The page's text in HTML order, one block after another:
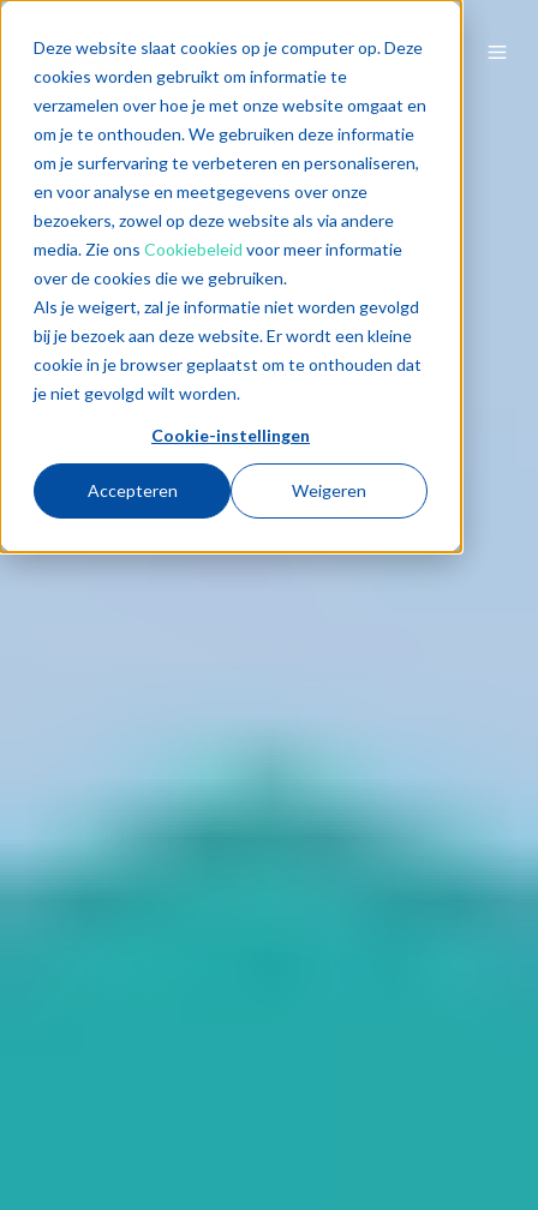
Deze website slaat cookies op je computer op. Deze
cookies worden gebruikt om informatie te
verzamelen over hoe je met onze website omgaat en
om je te onthouden. We gebruiken deze informatie
om je surfervaring te verbeteren en personaliseren,
en voor analyse en meetgegevens over onze
bezoekers, zowel op deze website als via andere
media. Zie ons Cookiebeleid voor meer informatie
over de cookies die we gebruiken.
Als je weigert, zal je informatie niet worden gevolgd
bij je bezoek aan deze website. Er wordt een kleine
cookie in je browser geplaatst om te onthouden dat
je niet gevolgd wilt worden.
Cookie-instellingen
Accepteren Weigeren